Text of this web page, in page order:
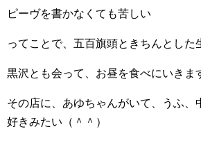
ピーヴを書かなくても苦しい
ってことで、五百旗頭ときちんとした
黒沢とも会って、お昼を食べにいきま
その店に、あゆちゃんがいて、うふ、
好きみたい（＾＾）